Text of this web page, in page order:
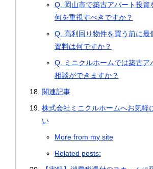
Q. 岡山市で築古アパート投資
何を重視すべきですか？
Q. 高利回り物件を買う前に最
資料は何ですか？
Q. ミニクルホームでは築古ア
相談ができますか？
関連記事
株式会社ミニクルホームへお気軽
い
More from my site
Related posts: